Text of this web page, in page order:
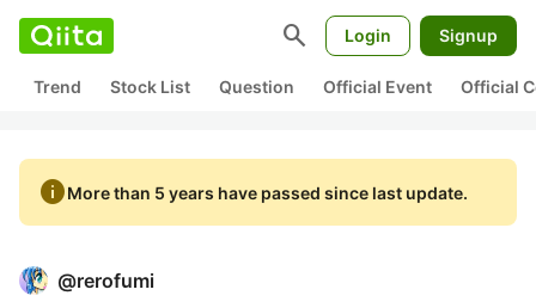
search Login Signup
Trend Stock List Question Official Event Official
infoMore than 5 years have passed since last update.
@rerofumi